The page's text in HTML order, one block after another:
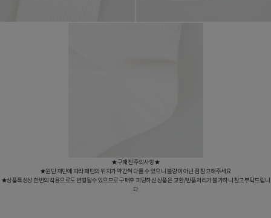
★구매전 주의사항★
★원단 재단에 따라 패턴의 위치가 약간씩 다를 수 있으니 불량이 아닌 점 참고해주세요
★상품특성상 한번의 착용으로도 변형될수 있으므로 구매후 피팅하신 상품은 교환/반품처리가 불가하니 참고부탁드립니
다